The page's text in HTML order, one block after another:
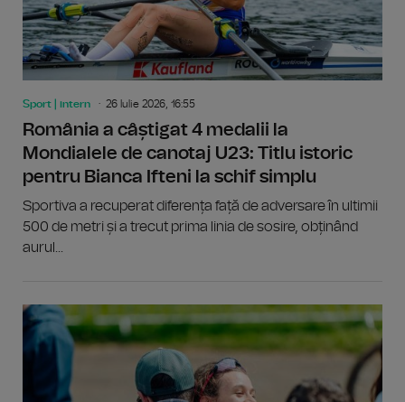
Sport | intern 26 Iulie 2026, 16:55
România a câștigat 4 medalii la
Mondialele de canotaj U23: Titlu istoric
pentru Bianca Ifteni la schif simplu
Sportiva a recuperat diferența față de adversare în ultimii
500 de metri și a trecut prima linia de sosire, obținând
aurul...